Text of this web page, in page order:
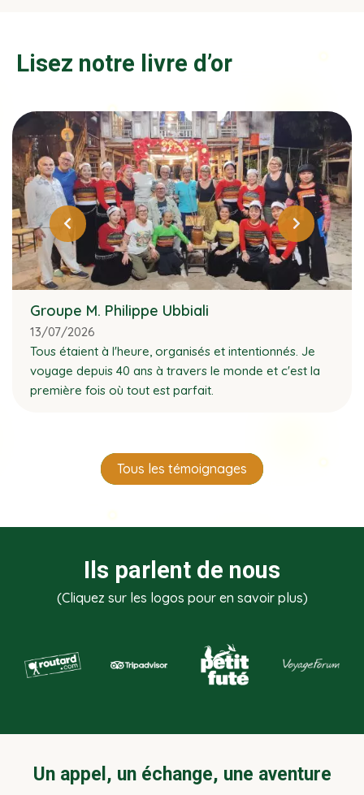
Lisez notre livre d’or
Groupe M. Philippe Ubbiali
13/07/2026
Tous étaient à l'heure, organisés et intentionnés. Je
voyage depuis 40 ans à travers le monde et c'est la
première fois où tout est parfait.
Tous les témoignages
Ils parlent de nous
(Cliquez sur les logos pour en savoir plus)
Un appel, un échange, une aventure